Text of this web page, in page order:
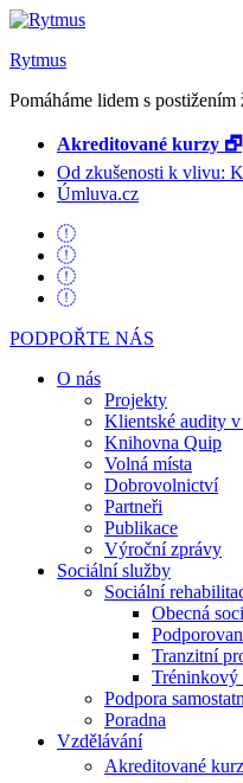
Rytmus
Pomáháme lidem s
Akreditované kurzy 🗗
Od zkušenosti k vlivu:
Úmluva.cz
PODPOŘTE NÁS
O nás
Projekty
Klientské audity
Knihovna Quip
Volná místa
Dobrovolnictví
Partneři
Publikace
Výroční zprávy
Sociální služby
Sociální
Obecná
Tranzitní
Tréninkový
Podpora
Poradna
Vzdělávání
Akreditované